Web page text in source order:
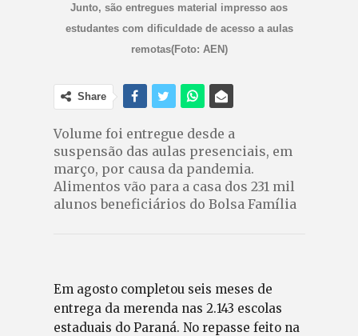
Junto, são entregues material impresso aos
estudantes com dificuldade de acesso a aulas
remotas(Foto: AEN)
Share
Volume foi entregue desde a
suspensão das aulas presenciais, em
março, por causa da pandemia.
Alimentos vão para a casa dos 231 mil
alunos beneficiários do Bolsa Família
Em agosto completou seis meses de
entrega da merenda nas 2.143 escolas
estaduais do Paraná. No repasse feito na